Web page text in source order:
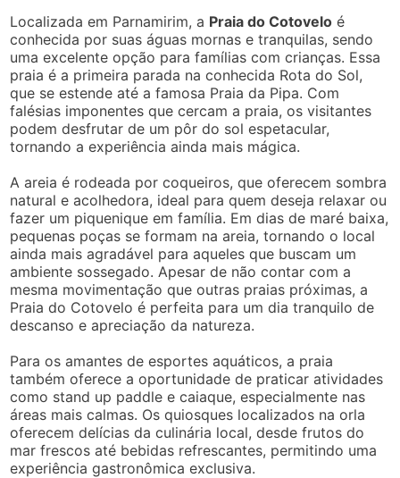
Localizada em Parnamirim, a Praia do Cotovelo é
conhecida por suas águas mornas e tranquilas, sendo
uma excelente opção para famílias com crianças. Essa
praia é a primeira parada na conhecida Rota do Sol,
que se estende até a famosa Praia da Pipa. Com
falésias imponentes que cercam a praia, os visitantes
podem desfrutar de um pôr do sol espetacular,
tornando a experiência ainda mais mágica.
A areia é rodeada por coqueiros, que oferecem sombra
natural e acolhedora, ideal para quem deseja relaxar ou
fazer um piquenique em família. Em dias de maré baixa,
pequenas poças se formam na areia, tornando o local
ainda mais agradável para aqueles que buscam um
ambiente sossegado. Apesar de não contar com a
mesma movimentação que outras praias próximas, a
Praia do Cotovelo é perfeita para um dia tranquilo de
descanso e apreciação da natureza.
Para os amantes de esportes aquáticos, a praia
também oferece a oportunidade de praticar atividades
como stand up paddle e caiaque, especialmente nas
áreas mais calmas. Os quiosques localizados na orla
oferecem delícias da culinária local, desde frutos do
mar frescos até bebidas refrescantes, permitindo uma
experiência gastronômica exclusiva.